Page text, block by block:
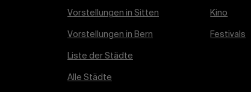
Vorstellungen in Sitten
Vorstellungen in Bern
Liste der Städte
Alle Städte
Kino
Festivals